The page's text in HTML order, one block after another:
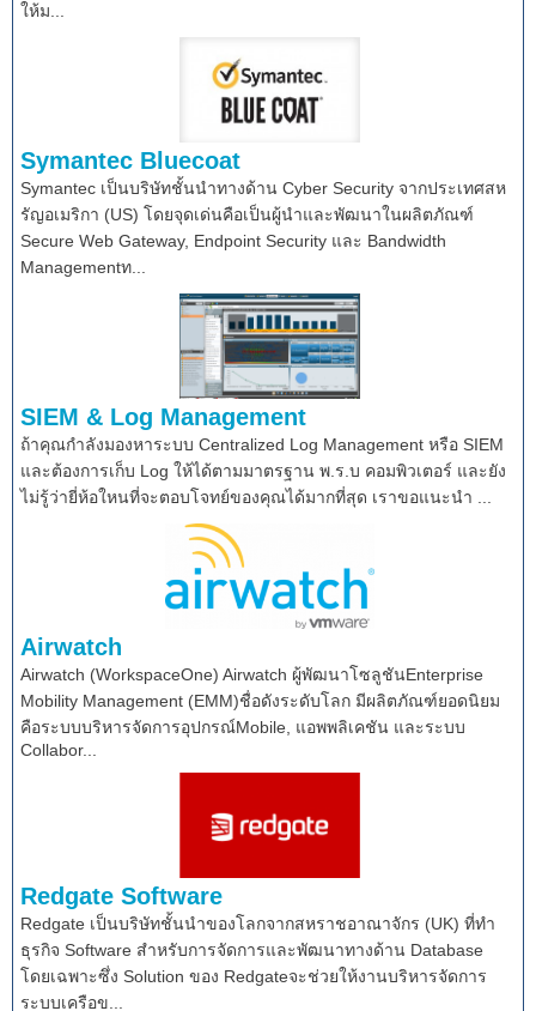
ให้ม...
Symantec Bluecoat
Symantec เป็นบริษัทชั้นนำทางด้าน Cyber Security จากประเทศสห
รัญอเมริกา (US) โดยจุดเด่นคือเป็นผู้นำและพัฒนาในผลิตภัณฑ์
Secure Web Gateway, Endpoint Security และ Bandwidth
Managementท...
SIEM & Log Management
ถ้าคุณกำลังมองหาระบบ Centralized Log Management หรือ SIEM
และต้องการเก็บ Log ให้ได้ตามมาตรฐาน พ.ร.บ คอมพิวเตอร์ และยัง
ไม่รู้ว่ายี่ห้อใหนที่จะตอบโจทย์ของคุณได้มากที่สุด เราขอแนะนำ ...
Airwatch
Airwatch (WorkspaceOne) Airwatch ผู้พัฒนาโซลูชันEnterprise
Mobility Management (EMM)ชื่อดังระดับโลก มีผลิตภัณฑ์ยอดนิยม
คือระบบบริหารจัดการอุปกรณ์Mobile, แอพพลิเคชัน และระบบ
Collabor...
Redgate Software
Redgate เป็นบริษัทชั้นนำของโลกจากสหราชอาณาจักร (UK) ที่ทำ
ธุรกิจ Software สำหรับการจัดการและพัฒนาทางด้าน Database
โดยเฉพาะซึ่ง Solution ของ Redgateจะช่วยให้งานบริหารจัดการ
ระบบเครือข...